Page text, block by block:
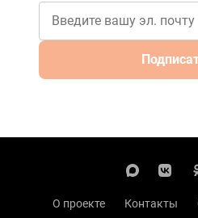
О проекте Контакты